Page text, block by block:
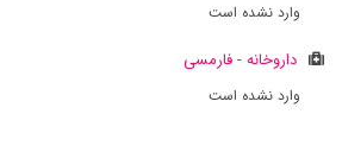
وارد نشده است
داروخانه - فارمسی
وارد نشده است